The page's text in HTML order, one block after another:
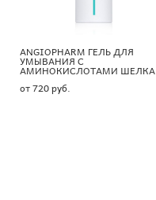
ANGIOPHARM ГЕЛЬ ДЛЯ
УМЫВАНИЯ С
АМИНОКИСЛОТАМИ ШЕЛКА
от 720 pуб.